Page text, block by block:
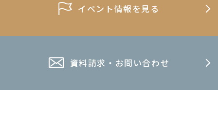
イベント情報を見る
資料請求・お問い合わせ